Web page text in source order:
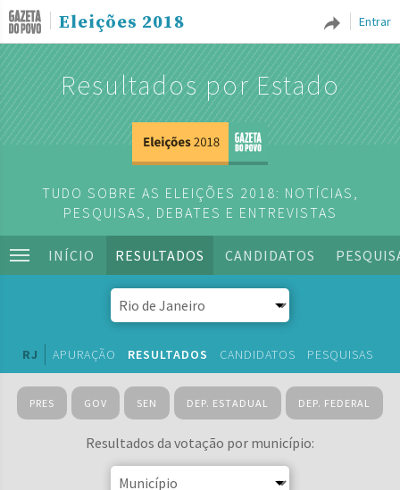
Entrar
Eleições 2018
Resultados por Estado
TUDO SOBRE AS ELEIÇÕES 2018: NOTÍCIAS,
PESQUISAS, DEBATES E ENTREVISTAS
INÍCIO RESULTADOS CANDIDATOS
RJ APURAÇÃO RESULTADOS CANDIDATOS PESQUISAS
PRES GOV SEN DEP. ESTADUAL DEP. FEDERAL
Resultados da votação por município: